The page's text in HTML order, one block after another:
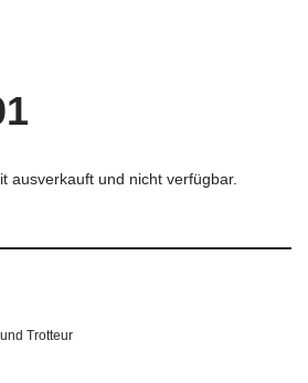
ausverkauft und nicht verfügbar.
Trotteur